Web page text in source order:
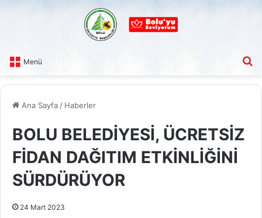
Menü
Ana Sayfa / Haberler
BOLU BELEDİYESİ, ÜCRETSİZ
FİDAN DAĞITIM ETKİNLİĞİNİ
SÜRDÜRÜYOR
24 Mart 2023